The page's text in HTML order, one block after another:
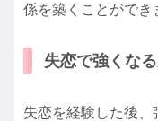
係を築くことができ
失恋で強くな
失恋を経験した後